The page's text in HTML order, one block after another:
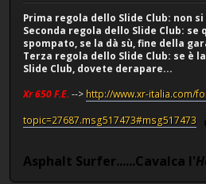
Prima regola dello Slide Club: non
Seconda regola dello Slide Club: se
spompato, se la dà sù, fine della
Terza regola dello Slide Club: se è
Slide Club, dovete derapare...
Xr 650 F.E. --> http://www.xr-italia.com/
topic=27687.msg517473#msg517473
Asphalt Surfer......Cavalca l'